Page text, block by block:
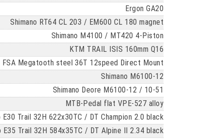
Ergon GA20
Shimano RT64 CL 203 / EM600 CL 180 magnet
Shimano M4100 / MT420 4-Piston
KTM TRAIL ISIS 160mm Q16
FSA Megatooth steel 36T 12speed Direct Mount
Shimano M6100-12
Shimano Deore M6100-12 / 10-51
MTB-Pedal flat VPE-527 alloy
Trail 32H 622x30TC / DT Champion 2.0 black
Trail 32H 584x35TC / DT Alpine II 2.34 black